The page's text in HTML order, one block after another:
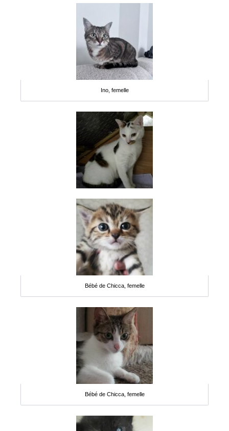
Ino, femelle
Bébé de Chicca, femelle
Bébé de Chicca, femelle